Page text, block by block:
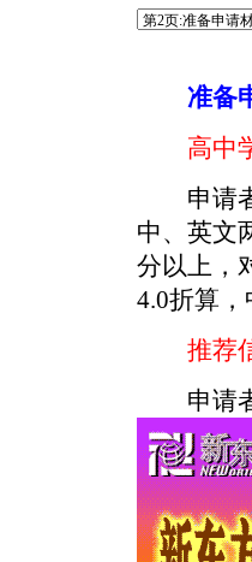
准备
高中
申请者
中、英文
分以上，
4.0折算
推荐
申请者